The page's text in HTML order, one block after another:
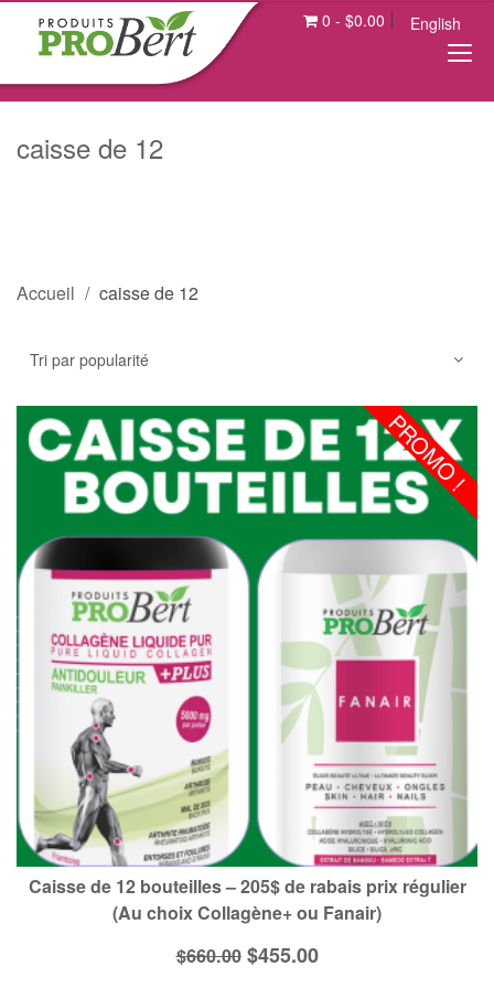
0 - $0.00 English
caisse de 12
Accueil caisse de 12
PROMO !
Caisse de 12 bouteilles – 205$ de rabais prix régulier
(Au choix Collagène+ ou Fanair)
$660.00 Le
$455.00Le